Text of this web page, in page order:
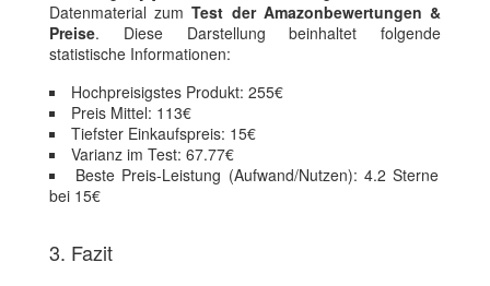
Datenmaterial zumTest der Amazonbewertungen &
Preise. Diese Darstellung beinhaltet folgende
statistische Informationen:
Hochpreisigstes Produkt: 255€
Preis Mittel: 113€
Tiefster Einkaufspreis: 15€
Varianz im Test: 67.77€
Beste Preis-Leistung (Aufwand/Nutzen): 4.2 Sterne
bei 15€
3. Fazit